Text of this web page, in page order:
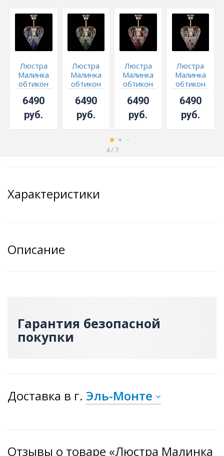
Люстра
Малинка
обтикон
6490
руб.
Люстра
Малинка
обтикон
6490
руб.
Люстра
Малинка
обтикон
6490
руб.
Люстра
Малинка
обтикон
6490
руб.
4/ 7
Характеристики
Описание
Гарантия безопасной
покупки
Доставка в г. Эль-Монте
Отзывы о товаре «Люстра Малинка